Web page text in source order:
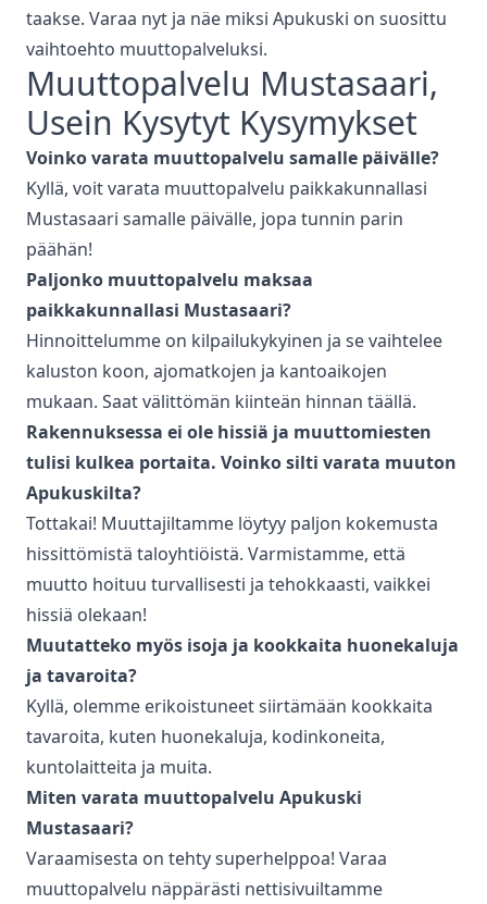
taakse. Varaa nyt ja näe miksi Apukuski on suosittu
vaihtoehto muuttopalveluksi.
Muuttopalvelu Mustasaari,
Usein Kysytyt Kysymykset
Voinko varata muuttopalvelu samalle päivälle?
Kyllä, voit varata muuttopalvelu paikkakunnallasi
Mustasaari samalle päivälle, jopa tunnin parin
päähän!
Paljonko muuttopalvelu maksaa
paikkakunnallasi Mustasaari?
Hinnoittelumme on kilpailukykyinen ja se vaihtelee
kaluston koon, ajomatkojen ja kantoaikojen
mukaan. Saat välittömän kiinteän hinnan täällä.
Rakennuksessa ei ole hissiä ja muuttomiesten
tulisi kulkea portaita. Voinko silti varata muuton
Apukuskilta?
Tottakai! Muuttajiltamme löytyy paljon kokemusta
hissittömistä taloyhtiöistä. Varmistamme, että
muutto hoituu turvallisesti ja tehokkaasti, vaikkei
hissiä olekaan!
Muutatteko myös isoja ja kookkaita huonekaluja
ja tavaroita?
Kyllä, olemme erikoistuneet siirtämään kookkaita
tavaroita, kuten huonekaluja, kodinkoneita,
kuntolaitteita ja muita.
Miten varata muuttopalvelu Apukuski
Mustasaari?
Varaamisesta on tehty superhelppoa! Varaa
muuttopalvelu näppärästi nettisivuiltamme